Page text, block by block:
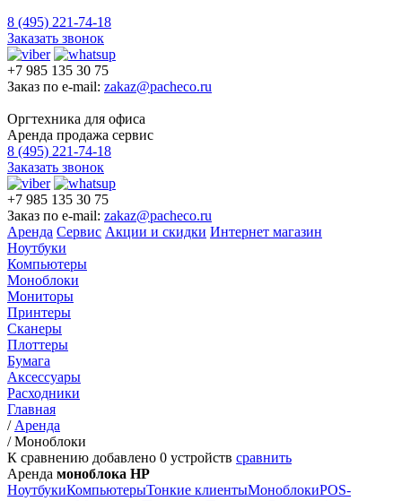
8 (495) 221-74-18
Заказать звонок
+7 985 135 30 75
Заказ по e-mail: zakaz@pacheco.ru
Оргтехника для офиса
Аренда продажа сервис
8 (495) 221-74-18
Заказать звонок
+7 985 135 30 75
Заказ по e-mail: zakaz@pacheco.ru
Аренда Сервис Акции и скидки Интернет магазин
Ноутбуки
Компьютеры
Моноблоки
Мониторы
Принтеры
Сканеры
Плоттеры
Бумага
Аксессуары
Расходники
Главная
/ Аренда
/Моноблоки
К сравнению добавлено 0 устройств сравнить
Аренда моноблока HP
НоутбукиКомпьютерыТонкие клиентыМоноблокиPOS-